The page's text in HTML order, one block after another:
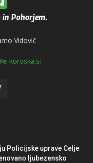
Vidovič
koroska.si
Policijske uprave Celje
ljubezensko